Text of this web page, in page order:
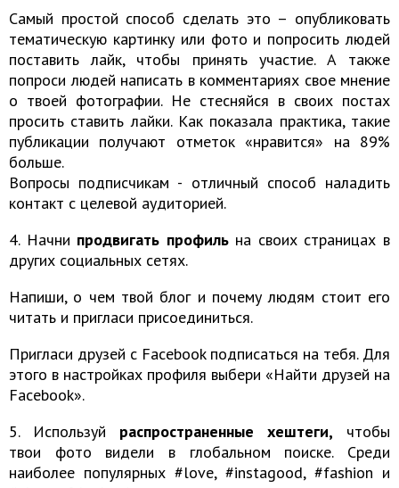
Самый простой способ сделать это – опубликовать
тематическую картинку или фото и попросить людей
поставить лайк, чтобы принять участие. А также
попроси людей написать в комментариях свое мнение
о твоей фотографии. Не стесняйся в своих постах
просить ставить лайки. Как показала практика, такие
публикации получают отметок «нравится» на 89%
больше.
Вопросы подписчикам - отличный способ наладить
контакт с целевой аудиторией.
4. Начни продвигать профильна своих страницах в
других социальных сетях.
Напиши, о чем твой блог и почему людям стоит его
читать и пригласи присоединиться.
Пригласи друзей с Facebook подписаться на тебя. Для
этого в настройках профиля выбери «Найти друзей на
Facebook».
5. Используй распространенные хештеги, чтобы
твои фото видели в глобальном поиске. Среди
наиболее популярных #love, #instagood, #fashion и